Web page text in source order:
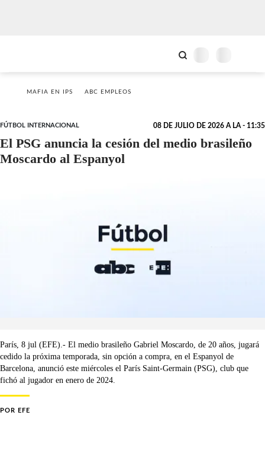
MAFIA EN IPS ABC EMPLEOS
FÚTBOL INTERNACIONAL 08 DE JULIO DE 2026 A LA - 11:35
El PSG anuncia la cesión del medio brasileño
Moscardo al Espanyol
París, 8 jul (EFE).- El medio brasileño Gabriel Moscardo, de 20 años, jugará
cedido la próxima temporada, sin opción a compra, en el Espanyol de
Barcelona, anunció este miércoles el París Saint-Germain (PSG), club que
fichó al jugador en enero de 2024.
POR EFE